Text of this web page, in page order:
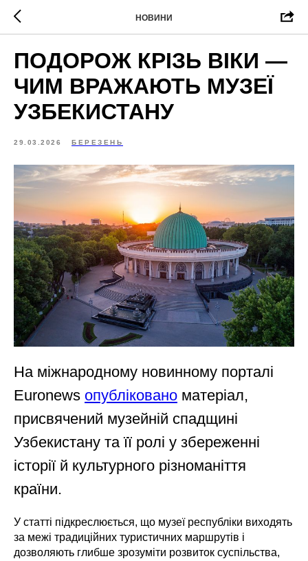
НОВИНИ
ПОДОРОЖ КРІЗЬ ВІКИ —
ЧИМ ВРАЖАЮТЬ МУЗЕЇ
УЗБЕКИСТАНУ
29.03.2026 БЕРЕЗЕНЬ
На міжнародному новинному порталі
Euronews опубліковано матеріал,
присвячений музейній спадщині
Узбекистану та її ролі у збереженні
історії й культурного різноманіття
країни.
У статті підкреслюється, що музеї республіки виходять
за межі традиційних туристичних маршрутів і
дозволяють глибше зрозуміти розвиток суспільства,